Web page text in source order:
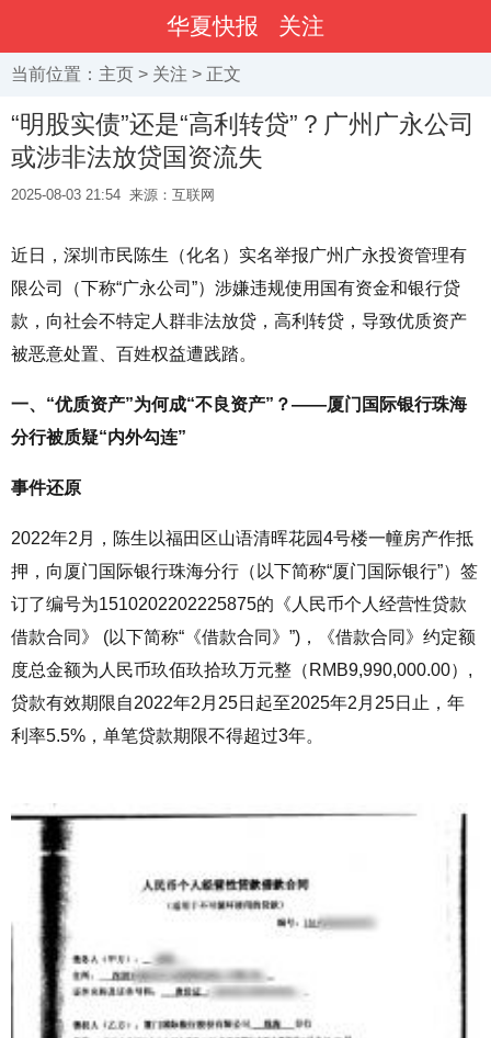
华夏快报 关注
当前位置： 主页 > 关注 > 正文
“明股实债”还是“高利转贷”？广州广永公司
或涉非法放贷国资流失
2025-08-03 21:54 来源：互联网
近日，深圳市民陈生（化名）实名举报广州广永投资管理有
限公司（下称“广永公司”）涉嫌违规使用国有资金和银行贷
款，向社会不特定人群非法放贷，高利转贷，导致优质资产
被恶意处置、百姓权益遭践踏。
一、“优质资产”为何成“不良资产”？——厦门国际银行珠海
分行被质疑“内外勾连”
事件还原
2022年2 月，陈生以福田区山语清晖花园4号楼一幢房产作抵
押，向厦门国际银行珠海分行（以下简称“厦门国际银行”）签
订了编号为1510202202225875的《人民币个人经营性贷款
借款合同》
(以下简称“《借款合同》”) ，《借款合同》约定额
度总金额为人民币玖佰玖拾玖万元整（ RMB9,990,000.00） ,
贷款有效期限自2022年2 月 25日起至2025年2 月 25日止，年
利率5.5% ，单笔贷款期限不得超过3年。